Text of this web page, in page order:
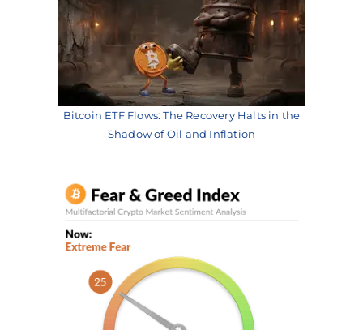
Bitcoin ETF Flows: The Recovery Halts in the
Shadow of Oil and Inflation